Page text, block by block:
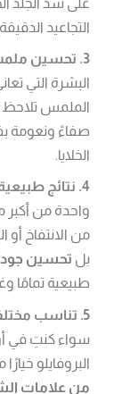
التجاعيد
3. تحسين ملمس البشرة وتجانس لونها
البشرة التي
الملمس تلاحظ
صفاءً ونعومة
الخلايا.
4. نتائج طبيعية وآمنة دون أي تكتلات
واحدة من أكبر
من الانتفاخ أو
بل تحسين
طبيعية تمامًا
5. تناسب مختلف الأعمار وأنواع البشرة
سواء كنتِ في
البروفايلو
من علامات